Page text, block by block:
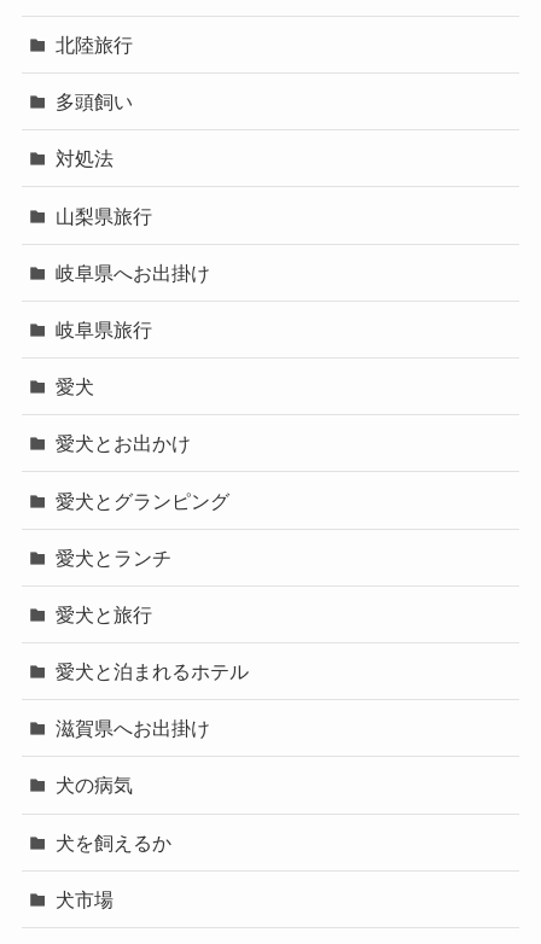
北陸旅行
多頭飼い
対処法
山梨県旅行
岐阜県へお出掛け
岐阜県旅行
愛犬
愛犬とお出かけ
愛犬とグランピング
愛犬とランチ
愛犬と旅行
愛犬と泊まれるホテル
滋賀県へお出掛け
犬の病気
犬を飼えるか
犬市場